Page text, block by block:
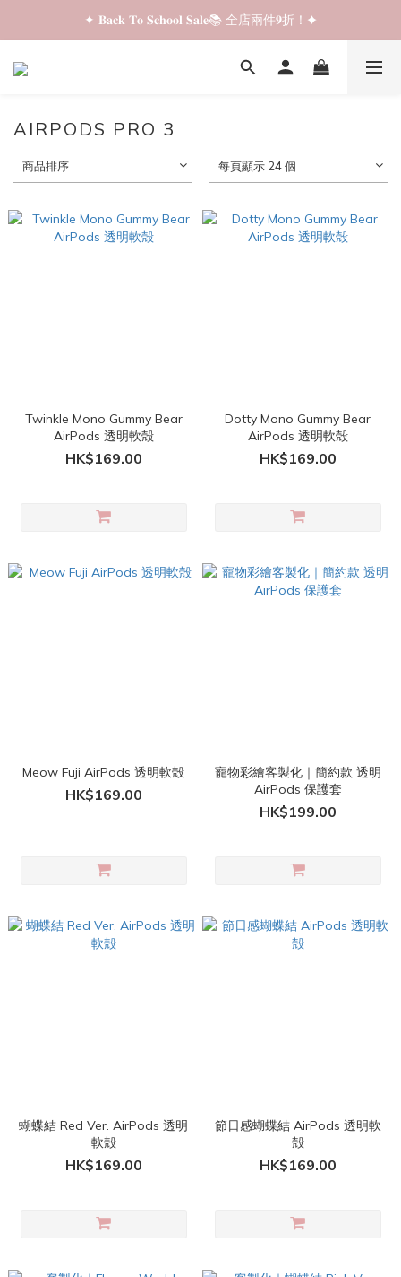
✦ 𝐁𝐚𝐜𝐤 𝐓𝐨 𝐒𝐜𝐡𝐨𝐨𝐥 𝐒𝐚𝐥𝐞📚 全店兩件𝟗折！✦
✦ 𝐁𝐚𝐜𝐤 𝐓𝐨 𝐒𝐜𝐡𝐨𝐨𝐥 𝐒𝐚𝐥𝐞📚 全店兩件𝟗折！✦
✦ 全店購物滿 𝐇𝐊𝐃𝟑𝟓𝟎 即享順豐站/智能櫃免運費！✦
AIRPODS PRO 3
商品排序 每頁顯示 24 個
Twinkle Mono Gummy Bear
AirPods 透明軟殻
HK$169.00
Dotty Mono Gummy Bear
AirPods 透明軟殻
HK$169.00
Meow Fuji AirPods 透明軟殻
HK$169.00
寵物彩繪客製化｜簡約款 透明
AirPods 保護套
HK$199.00
蝴蝶結 Red Ver. AirPods 透明
軟殻
HK$169.00
節日感蝴蝶結 AirPods 透明軟
殻
HK$169.00